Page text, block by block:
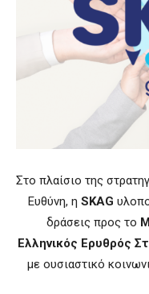
Στο πλαίσιο της
Ευθύνη, η SKAG
δράσεις προς το
Ελληνικός Ερυθρός
με ουσιαστικό